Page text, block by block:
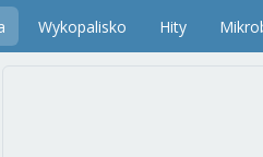
Wykopalisko Hity